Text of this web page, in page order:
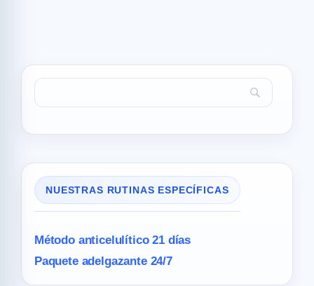
NUESTRAS RUTINAS ESPECÍFICAS
Método anticelulítico 21 días
Paquete adelgazante 24/7